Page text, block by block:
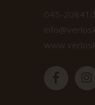
045-